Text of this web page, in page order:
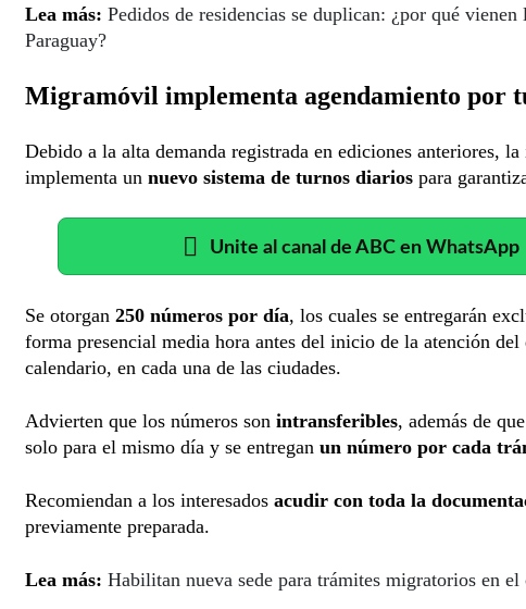
Lea más: Pedidos de residencias se duplican: ¿por qué vienen
Paraguay?
Migramóvil implementa agendamiento por
Debido a la alta demanda registrada en ediciones anteriores,
implementa un nuevo sistema de turnos diarios para
Unite al canal de ABC en WhatsApp
Se otorgan 250 números por día, los cuales se entregarán
forma presencial media hora antes del inicio de la atención del
calendario, en cada una de las ciudades.
Advierten que los números son intransferibles, además de
solo para el mismo día y se entregan un número por cada
Recomiendan a los interesados acudir con toda la
previamente preparada.
Lea más: Habilitan nueva sede para trámites migratorios en el